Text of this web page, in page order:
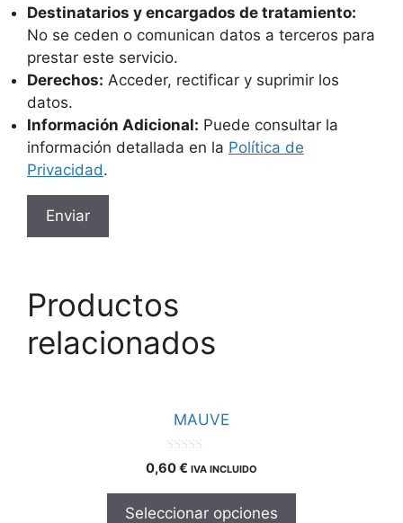
Destinatarios y encargados de tratamiento:
No se ceden o comunican datos a terceros para
prestar este servicio.
Derechos: Acceder, rectificar y suprimir los
datos.
Información Adicional: Puede consultar la
información detallada en la Política de
Privacidad.
Productos
relacionados
MAUVE
0
d
0,60€ IVA INCLUIDO
Seleccionar opciones